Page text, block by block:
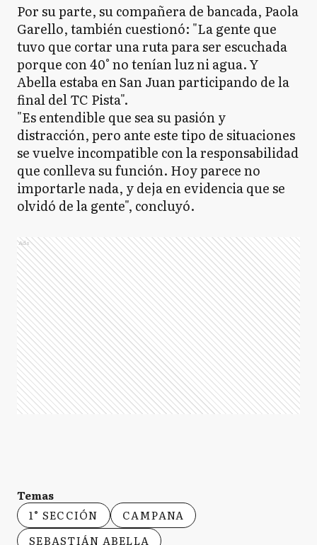
Por su parte, su compañera de bancada, Paola
Garello, también cuestionó: "La gente que
tuvo que cortar una ruta para ser escuchada
porque con 40° no tenían luz ni agua. Y
Abella estaba en San Juan participando de la
final del TC Pista".
"Es entendible que sea su pasión y
distracción, pero ante este tipo de situaciones
se vuelve incompatible con la responsabilidad
que conlleva su función. Hoy parece no
importarle nada, y deja en evidencia que se
olvidó de la gente", concluyó.
Ads
Temas
1° SECCIÓN
CAMPANA
SEBASTIÁN ABELLA